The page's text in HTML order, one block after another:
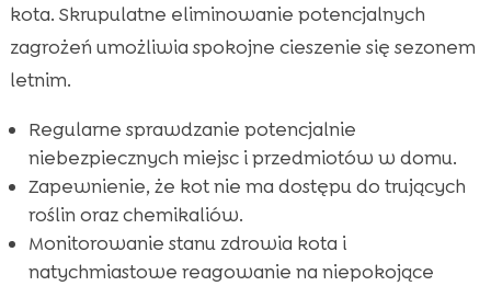
kota. Skrupulatne eliminowanie potencjalnych
zagrożeń umożliwia spokojne cieszenie się sezonem
letnim.
Regularne sprawdzanie potencjalnie
niebezpiecznych miejsc i przedmiotów w domu.
Zapewnienie, że kot nie ma dostępu do trujących
roślin oraz chemikaliów.
Monitorowanie stanu zdrowia kota i
natychmiastowe reagowanie na niepokojące